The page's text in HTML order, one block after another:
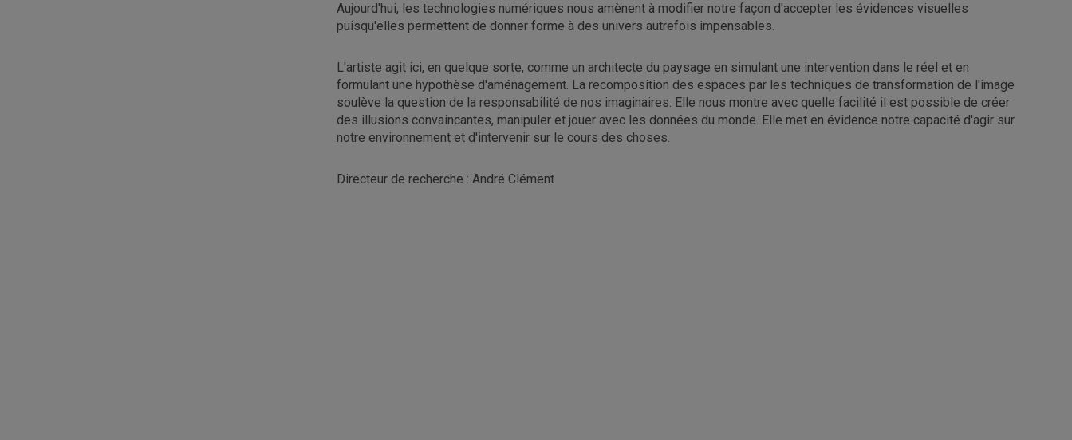
Aujourd'hui, les technologies numériques nous amènent à modifier notre façon d'accepter les évidences visuelles
puisqu'elles permettent de donner forme à des univers autrefois impensables.
L'artiste agit ici, en quelque sorte, comme un architecte du paysage en simulant une intervention dans le réel et en
formulant une hypothèse d'aménagement. La recomposition des espaces par les techniques de transformation de l'image
soulève la question de la responsabilité de nos imaginaires. Elle nous montre avec quelle facilité il est possible de créer
des illusions convaincantes, manipuler et jouer avec les données du monde. Elle met en évidence notre capacité d'agir sur
notre environnement et d'intervenir sur le cours des choses.
Directeur de recherche : André Clément